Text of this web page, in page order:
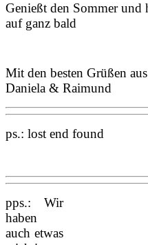
Genießt den Sommer und
auf ganz bald
Mit den besten Grüßen
Daniela & Raimund
ps.: lost end found
pps.: Wir
haben
auch etwas